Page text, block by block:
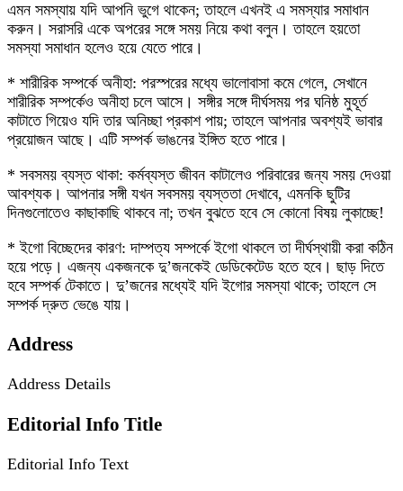
এমন সমস্যায় যদি আপনি ভুগে থাকেন; তাহলে এখনই এ সমস্যার সমাধান
করুন। সরাসরি একে অপরের সঙ্গে সময় নিয়ে কথা বলুন। তাহলে হয়তো
সমস্যা সমাধান হলেও হয়ে যেতে পারে।
* শারীরিক সম্পর্কে অনীহা: পরস্পরের মধ্যে ভালোবাসা কমে গেলে, সেখানে
শারীরিক সম্পর্কেও অনীহা চলে আসে। সঙ্গীর সঙ্গে দীর্ঘসময় পর ঘনিষ্ঠ মুহূর্ত
কাটাতে গিয়েও যদি তার অনিচ্ছা প্রকাশ পায়; তাহলে আপনার অবশ্যই ভাবার
প্রয়োজন আছে। এটি সম্পর্ক ভাঙনের ইঙ্গিত হতে পারে।
* সবসময় ব্যস্ত থাকা: কর্মব্যস্ত জীবন কাটালেও পরিবারের জন্য সময় দেওয়া
আবশ্যক। আপনার সঙ্গী যখন সবসময় ব্যস্ততা দেখাবে, এমনকি ছুটির
দিনগুলোতেও কাছাকাছি থাকবে না; তখন বুঝতে হবে সে কোনো বিষয় লুকাচ্ছে!
* ইগো বিচ্ছেদের কারণ: দাম্পত্য সম্পর্কে ইগো থাকলে তা দীর্ঘস্থায়ী করা কঠিন
হয়ে পড়ে। এজন্য একজনকে দু’জনকেই ডেডিকেটেড হতে হবে। ছাড় দিতে
হবে সম্পর্ক টেকাতে। দু’জনের মধ্যেই যদি ইগোর সমস্যা থাকে; তাহলে সে
সম্পর্ক দ্রুত ভেঙে যায়।
Address
Address Details
Editorial Info Title
Editorial Info Text